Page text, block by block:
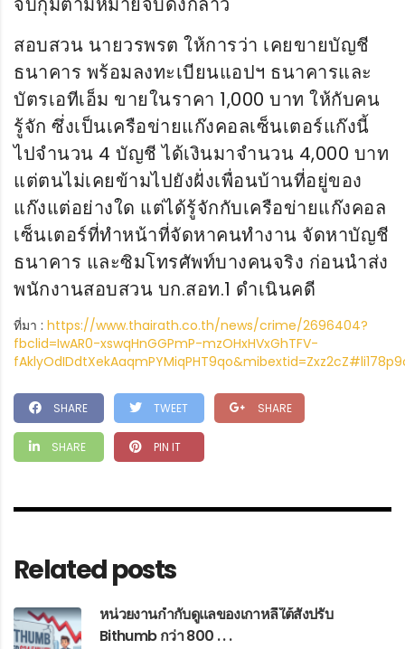
สอบสวน นายวรพรต ให้การว่า เคยขายบัญชี
ธนาคาร พร้อมลงทะเบียนแอปฯ ธนาคารและ
บัตรเอทีเอ็ม ขายในราคา 1,000 บาท ให้กับคน
รู้จัก ซึ่งเป็นเครือข่ายแก๊งคอลเซ็นเตอร์แก๊งนี้
ไปจํานวน 4 บัญชี ได้เงินมาจํานวน 4,000 บาท
แต่ตนไม่เคยข้ามไปยังฝั่งเพื่อนบ้านที่อยู่ของ
แก๊งแต่อย่างใด แต่ได้รู้จักกับเครือข่ายแก๊งคอล
เซ็นเตอร์ที่ทําหน้าที่จัดหาคนทํางาน จัดหาบัญชี
ธนาคาร และซิมโทรศัพท์บางคนจริง ก่อนนำส่ง
พนักงานสอบสวน บก.สอท.1 ดำเนินคดี
ที่มา : https://www.thairath.co.th/news/crime/2696404?
fbclid=IwAR0-xswqHnGGPmP-mzOHxHVxGhTFV-
SHARE TWEET SHARE
SHARE PIN IT
Related posts
หน่วยงานกำกับดูแลของเกาหลีใต้สั่งปรับ
Bithumb กว่า 800 . . .